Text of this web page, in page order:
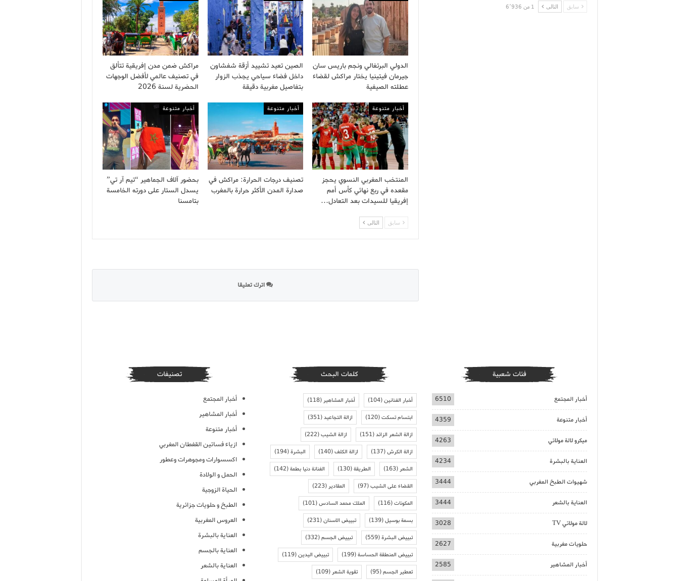
الدولي البرتغالي ونجم باريس سان
جيرمان فيتينيا يختار مراكش لقضاء
عطلته الصيفية
الصين تعيد تشييد أزقة شفشاون
داخل فضاء سياحي يجذب الزوار
بتفاصيل مغربية دقيقة
مراكش ضمن مدن إفريقية تتألق
في تصنيف عالمي لأفضل الوجهات
الحضرية لسنة 2026
أخبار متنوعة
المنتخب المغربي النسوي يحجز
مقعده في ربع نهائي كأس أمم
إفريقيا للسيدات بعد التعادل…
أخبار متنوعة
تصنيف درجات الحرارة: مراكش في
صدارة المدن الأكثر حرارة بالمغرب
أخبار متنوعة
بحضور آلاف الجماهير “تيم آر تي”
يسدل الستار على دورته الخامسة
بتامسنا
سابق التالى
اترك تعليقا
سابق التالى 1 من 6٬936
فئات شعبية
أخبار المجتمع 6510
أخبار متنوعة 4359
ميكرو لالة مولاتي 4263
العناية بالبشرة 4234
شهيوات الطبخ المغربي 3444
العناية بالشعر 3444
لالة مولاتي TV 3028
حلويات مغربية 2627
أخبار المشاهير 2585
كلمات البحث
أخبار الفنانين(104) أخبار المشاهير(118)
ابتسام تسكت(120) ازالة التجاعيد(351)
ازالة الشعر الزائد(151) ازالة الشيب(222)
ازالة الكرش(137) ازالة الكلف(140) البشرة(194)
الشعر(163) الطريقة(130) الفنانة دنيا بطمة(142)
القضاء على الشيب(97) المقادير(223)
المكونات(116) الملك محمد السادس(101)
بسمة بوسيل(139) تبييض الاسنان(231)
تبييض البشرة(559) تبييض الجسم(332)
تبييض المنطقة الحساسة(199) تبييض اليدين(119)
تعطير الجسم(95) تقوية الشعر(109)
تصنيفات
أخبار المجتمع
أخبار المشاهير
أخبار متنوعة
ازياء فساتين القفطان المغربي
اكسسوارات ومجوهرات وعطور
الحمل و الولادة
الحياة الزوجية
الطبخ و حلويات جزائرية
العروس المغربية
العناية بالبشرة
العناية بالجسم
العناية بالشعر